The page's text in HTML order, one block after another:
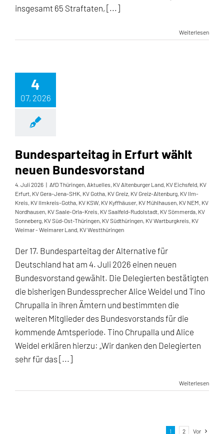
insgesamt 65 Straftaten, [...]
Weiterlesen
4
07, 2026
Bundesparteitag in Erfurt wählt
neuen Bundesvorstand
4. Juli 2026 | AfD Thüringen, Aktuelles, KV Altenburger Land, KV Eichsfeld, KV
Erfurt, KV Gera-Jena-SHK, KV Gotha, KV Greiz, KV Greiz-Altenburg, KV Ilm-
Kreis, KV Ilmkreis-Gotha, KV KSW, KV Kyffhäuser, KV Mühlhausen, KV NEM, KV
Nordhausen, KV Saale-Orla-Kreis, KV Saalfeld-Rudolstadt, KV Sömmerda, KV
Sonneberg, KV Süd-Ost-Thüringen, KV Südthüringen, KV Wartburgkreis, KV
Weimar - Weimarer Land, KV Westthüringen
Der 17. Bundesparteitag der Alternative für
Deutschland hat am 4. Juli 2026 einen neuen
Bundesvorstand gewählt. Die Delegierten bestätigten
die bisherigen Bundessprecher Alice Weidel und Tino
Chrupalla in ihren Ämtern und bestimmten die
weiteren Mitglieder des Bundesvorstands für die
kommende Amtsperiode. Tino Chrupalla und Alice
Weidel erklären hierzu: „Wir danken den Delegierten
sehr für das [...]
Weiterlesen
1 2 Vor